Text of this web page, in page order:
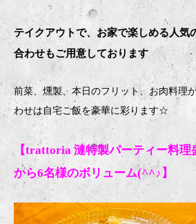
テイクアウトで、お家で楽しめる人気
合わせもご用意しております
前菜、燻製、本日のフリット、お肉料理
わせは自宅ご飯を豪華に彩ります☆
【trattoria 漣特製パーティー料
から6名様のボリューム(^^♪】